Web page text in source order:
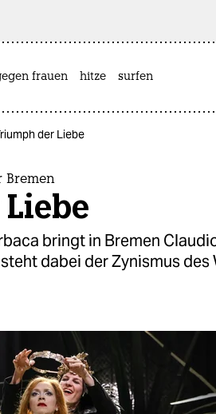
frauen hitze surfen
der Liebe
Bremen
bringt in Bremen
dabei der Zynismus des